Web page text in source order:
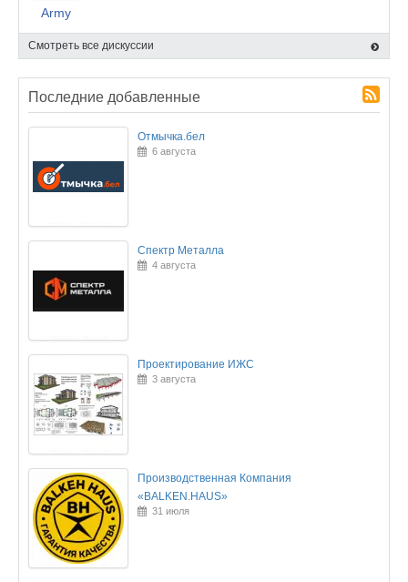
Army
Смотреть все дискуссии
Последние добавленные
Отмычка.бел
6 августа
Спектр Металла
4 августа
Проектирование ИЖС
3 августа
Производственная Компания
«BALKEN.HAUS»
31 июля